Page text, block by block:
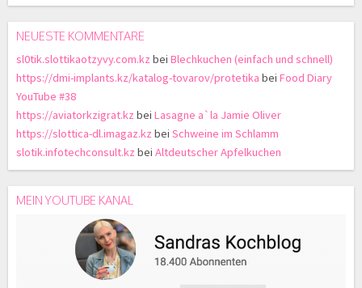
NEUESTE KOMMENTARE
sl0tik.slottikaotzyvy.com.kz bei Blechkuchen (einfach und schnell)
https://dmi-implants.kz/katalog-tovarov/protetika bei Food Diary
YouTube #38
https://aviatorkzigrat.kz bei Lasagne a`la Jamie Oliver
https://slottica-dl.imagaz.kz bei Schweine im Schlamm
slotik.infotechconsult.kz bei Altdeutscher Apfelkuchen
MEIN YOUTUBE KANAL